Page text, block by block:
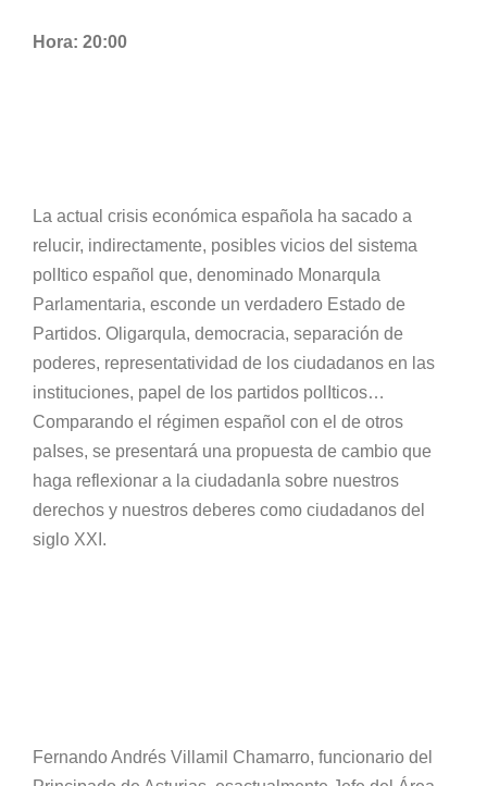
Hora: 20:00
La actual crisis económica española ha sacado a
relucir, indirectamente, posibles vicios del sistema
polItico español que, denominado MonarquIa
Parlamentaria, esconde un verdadero Estado de
Partidos. OligarquIa, democracia, separación de
poderes, representatividad de los ciudadanos en las
instituciones, papel de los partidos polIticos…
Comparando el régimen español con el de otros
paIses, se presentará una propuesta de cambio que
haga reflexionar a la ciudadanIa sobre nuestros
derechos y nuestros deberes como ciudadanos del
siglo XXI.
Fernando Andrés Villamil Chamarro, funcionario del